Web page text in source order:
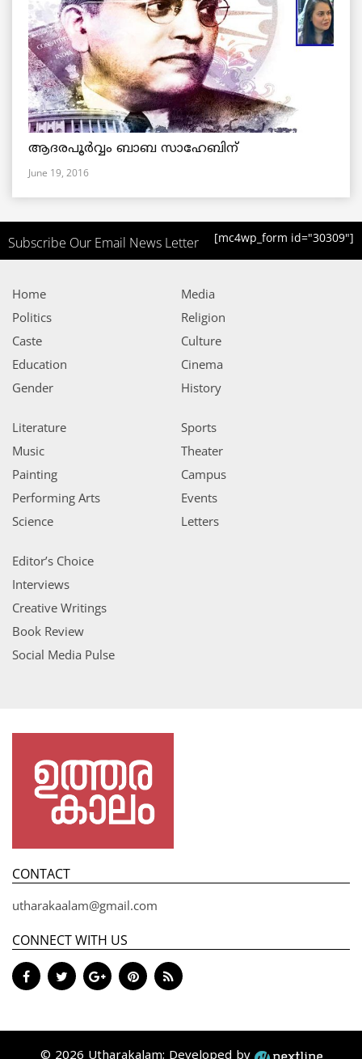
ആദരപൂര്‍വ്വം ബാബ സാഹേബിന്
June 19, 2016
Subscribe Our Email News Letter [mc4wp_form id="30309"]
Home
Politics
Caste
Education
Gender
Media
Religion
Culture
Cinema
History
Literature
Music
Painting
Performing Arts
Science
Sports
Theater
Campus
Events
Letters
Editor’s Choice
Interviews
Creative Writings
Book Review
Social Media Pulse
CONTACT
utharakaalam@gmail.com
CONNECT WITH US
© 2026 Utharakalam; Developed by